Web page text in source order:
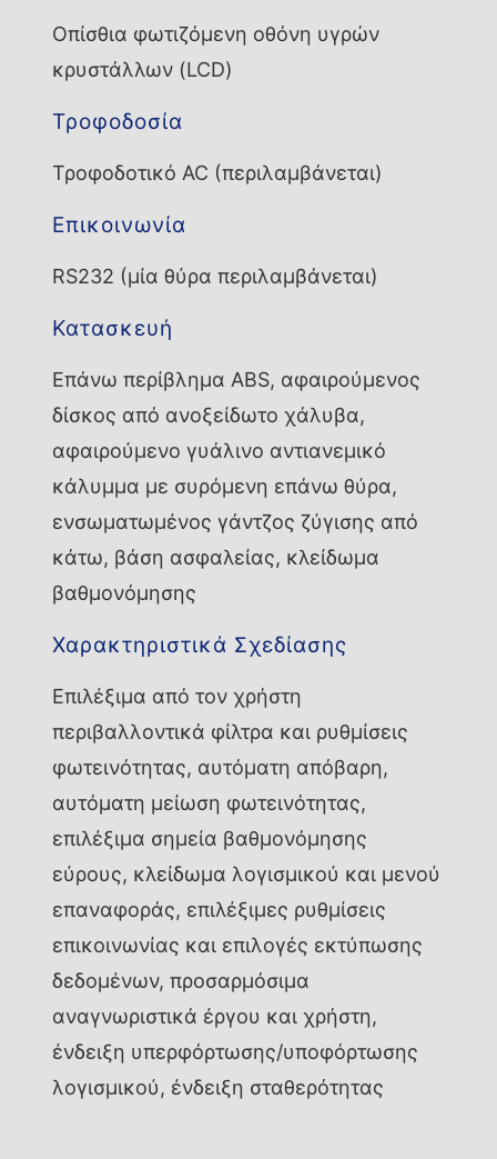
Οπίσθια φωτιζόμενη οθόνη υγρών
κρυστάλλων (LCD)
Τροφοδοσία
Τροφοδοτικό AC (περιλαμβάνεται)
Επικοινωνία
RS232 (μία θύρα περιλαμβάνεται)
Κατασκευή
Επάνω περίβλημα ABS, αφαιρούμενος
δίσκος από ανοξείδωτο χάλυβα,
αφαιρούμενο γυάλινο αντιανεμικό
κάλυμμα με συρόμενη επάνω θύρα,
ενσωματωμένος γάντζος ζύγισης από
κάτω, βάση ασφαλείας, κλείδωμα
βαθμονόμησης
Χαρακτηριστικά Σχεδίασης
Επιλέξιμα από τον χρήστη
περιβαλλοντικά φίλτρα και ρυθμίσεις
φωτεινότητας, αυτόματη απόβαρη,
αυτόματη μείωση φωτεινότητας,
επιλέξιμα σημεία βαθμονόμησης
εύρους, κλείδωμα λογισμικού και μενού
επαναφοράς, επιλέξιμες ρυθμίσεις
επικοινωνίας και επιλογές εκτύπωσης
δεδομένων, προσαρμόσιμα
αναγνωριστικά έργου και χρήστη,
ένδειξη υπερφόρτωσης/υποφόρτωσης
λογισμικού, ένδειξη σταθερότητας